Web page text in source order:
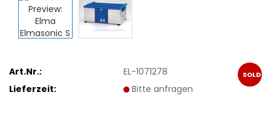
SOLD
Art.Nr.:
EL-1071278
Lieferzeit:
Bitte anfragen